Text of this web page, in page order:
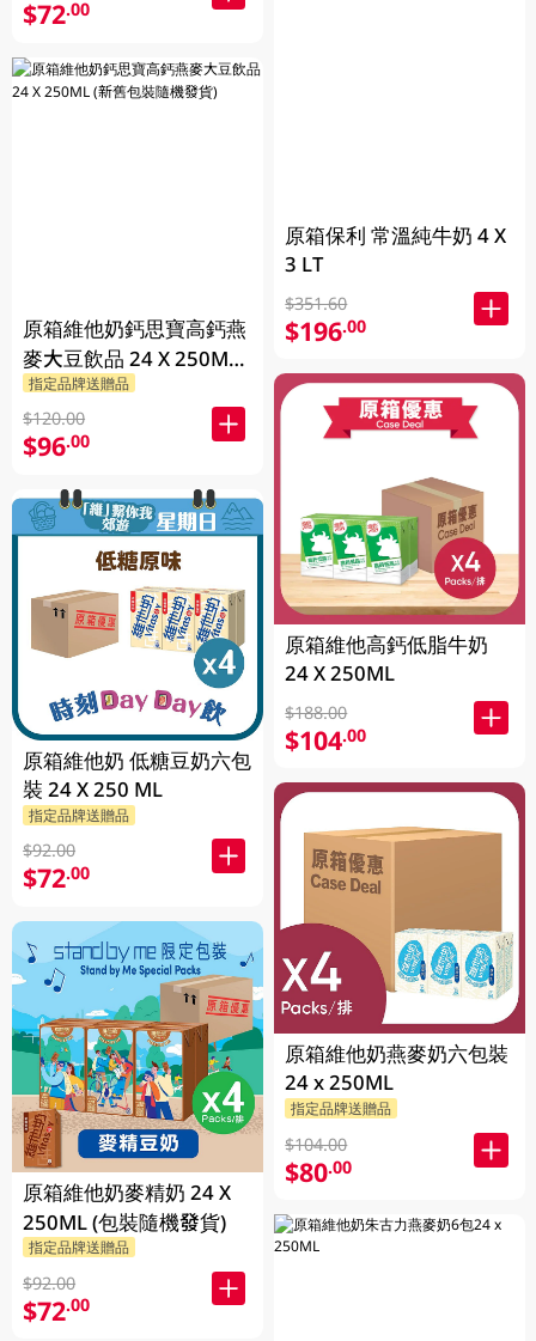
$72.00
原箱維他奶鈣思寶高鈣燕
麥大豆飲品 24 X 250ML
(新舊包裝隨機發貨)
指定品牌送贈品
$120.00
$96.00
原箱維他奶 低糖豆奶六包
裝 24 X 250 ML
指定品牌送贈品
$92.00
$72.00
原箱維他奶麥精奶 24 X
250ML (包裝隨機發貨)
指定品牌送贈品
$92.00
$72.00
原箱保利 常溫純牛奶 4 X
3 LT
$351.60
$196.00
原箱維他高鈣低脂牛奶
24 X 250ML
$188.00
$104.00
原箱維他奶燕麥奶六包裝
24 x 250ML
指定品牌送贈品
$104.00
$80.00